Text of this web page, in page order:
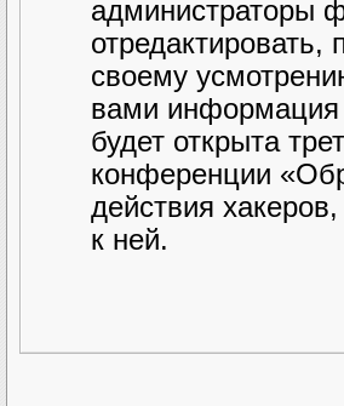
администраторы
своему
вами информация
будет открыта
конференции
действия
к ней.